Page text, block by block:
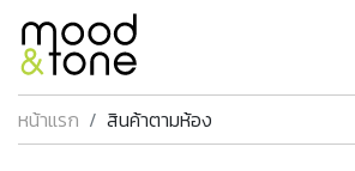
หน้าแรก สินค้าตามห้อง